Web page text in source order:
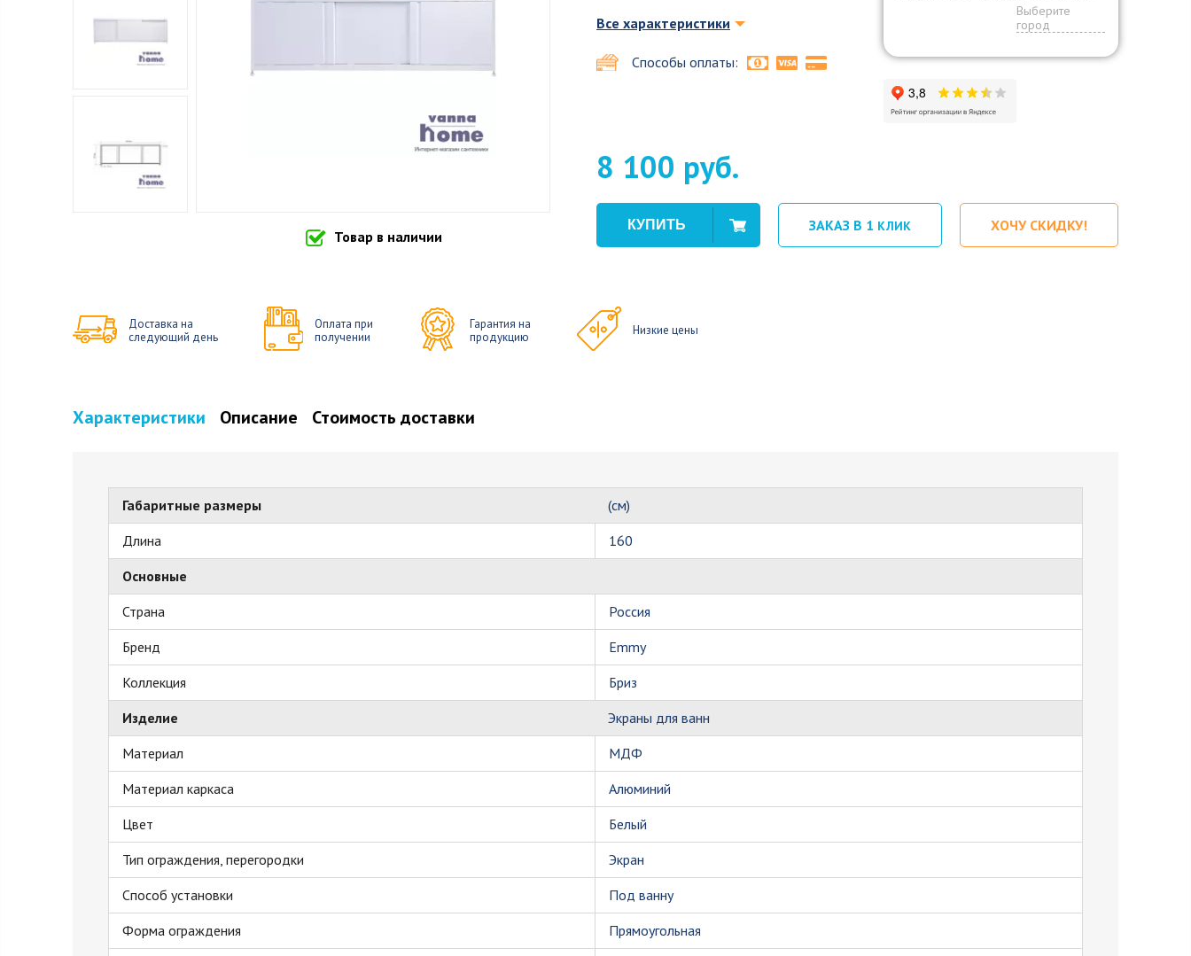
Товар в наличии
Все характеристики
Способы оплаты:
Выберите
город
8 100 руб.
ЗАКАЗ В 1 КЛИК ХОЧУ СКИДКУ!
Доставка на
следующий день
Оплата при
получении
Гарантия на
продукцию
Низкие цены
Характеристики Описание Стоимость доставки
Габаритные размеры
(см)
Длина
160
Основные
Страна
Россия
Бренд
Emmy
Коллекция
Бриз
Изделие
Экраны для ванн
Материал
МДФ
Материал каркаса
Алюминий
Цвет
Белый
Тип ограждения, перегородки
Экран
Способ установки
Под ванну
Форма ограждения
Прямоугольная